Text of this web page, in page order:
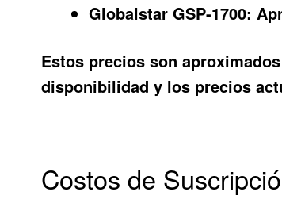
Globalstar GSP-1700:
Estos precios son
disponibilidad y los precios
Costos de